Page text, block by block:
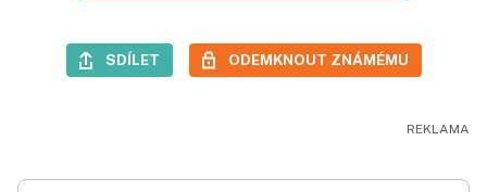
SDÍLET ODEMKNOUT ZNÁMÉMU